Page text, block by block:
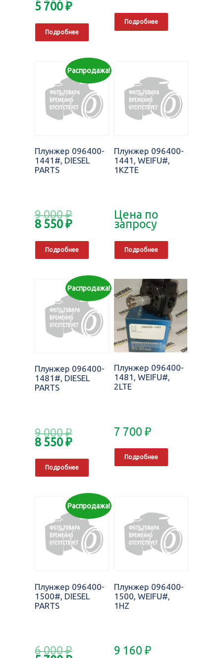
5 700₽
Подробнее
Подробнее
Распродажа!
Плунжер 096400-
1441#, DIESEL
PARTS
9 000₽
8 550₽
Подробнее
Плунжер 096400-
1441, WEIFU#,
1KZTE
Цена по
запросу
Подробнее
Распродажа!
Плунжер 096400-
1481#, DIESEL
PARTS
9 000₽
8 550₽
Подробнее
Плунжер 096400-
1481, WEIFU#,
2LTE
7 700₽
Подробнее
Распродажа!
Плунжер 096400-
1500#, DIESEL
PARTS
6 000₽
Плунжер 096400-
1500, WEIFU#,
1HZ
9 160₽